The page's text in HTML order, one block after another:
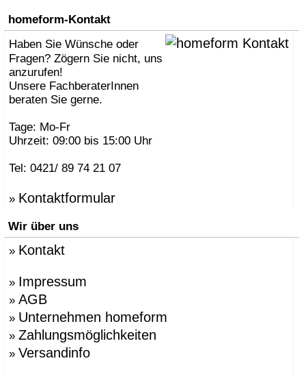
homeform-Kontakt
Haben Sie Wünsche oder
Fragen? Zögern Sie nicht, uns
anzurufen!
Unsere FachberaterInnen
beraten Sie gerne.
Tage: Mo-Fr
Uhrzeit: 09:00 bis 15:00 Uhr
Tel: 0421/ 89 74 21 07
» Kontaktformular
Wir über uns
» Kontakt
» Impressum
» AGB
» Unternehmen homeform
» Zahlungsmöglichkeiten
» Versandinfo